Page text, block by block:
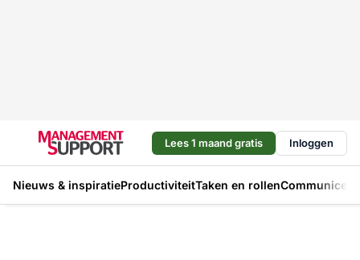
Lees 1 maand gratis Inloggen
Nieuws & inspiratieProductiviteitTaken en rollen